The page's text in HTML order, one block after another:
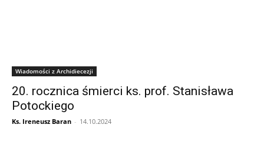
Wiadomości z Archidiecezji
20. rocznica śmierci ks. prof. Stanisława
Potockiego
Ks. Ireneusz Baran - 14.10.2024